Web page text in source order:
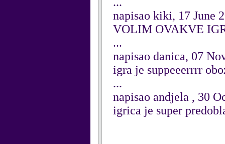
napisao kiki, 17 June
VOLIM OVAKVE
...
napisao danica, 07
igra je suppeeerrrr
...
napisao andjela , 30
igrica je super